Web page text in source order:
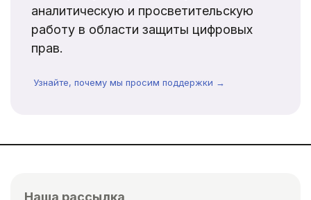
аналитическую и просветительскую
работу в области защиты цифровых
прав.
Узнайте, почему мы просим поддержки →
Наша рассылка